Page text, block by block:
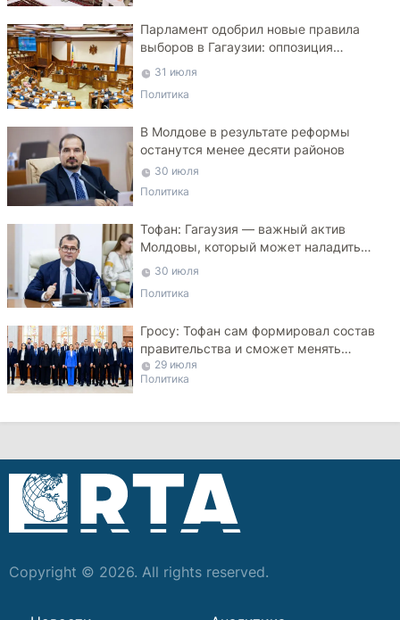
Парламент одобрил новые правила
выборов в Гагаузии: оппозиция
критикует законопроект
31 июля
Политика
В Молдове в результате реформы
останутся менее десяти районов
30 июля
Политика
Тофан: Гагаузия — важный актив
Молдовы, который может наладить
мосты с Турцией
30 июля
Политика
Гросу: Тофан сам формировал состав
правительства и сможет менять
министров
29 июля
Политика
Copyright © 2026. All rights reserved.